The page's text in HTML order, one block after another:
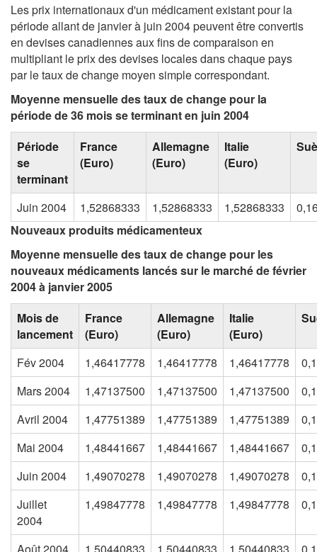
Les prix internationaux d'un médicament existant pour la
période allant de janvier à juin 2004 peuvent être convertis
en devises canadiennes aux fins de comparaison en
multipliant le prix des devises locales dans chaque pays
par le taux de change moyen simple correspondant.
Moyenne mensuelle des taux de change pour la
période de 36 mois se terminant en juin 2004
Période
se
terminant
France
(Euro)
Allemagne
(Euro)
Italie
(Euro)
Juin 2004 1,52868333 1,52868333 1,52868333
Nouveaux produits médicamenteux
Moyenne mensuelle des taux de change pour les
nouveaux médicaments lancés sur le marché de février
2004 à janvier 2005
Mois de
lancement
France
(Euro)
Allemagne
(Euro)
Italie
(Euro)
Fév 2004 1,46417778 1,46417778 1,46417778
Mars 2004
1,47137500 1,47137500 1,47137500
Avril 2004
1,47751389 1,47751389 1,47751389
Mai 2004
1,48441667 1,48441667 1,48441667
Juin 2004
1,49070278 1,49070278 1,49070278
Juillet
2004
1,49847778 1,49847778 1,49847778